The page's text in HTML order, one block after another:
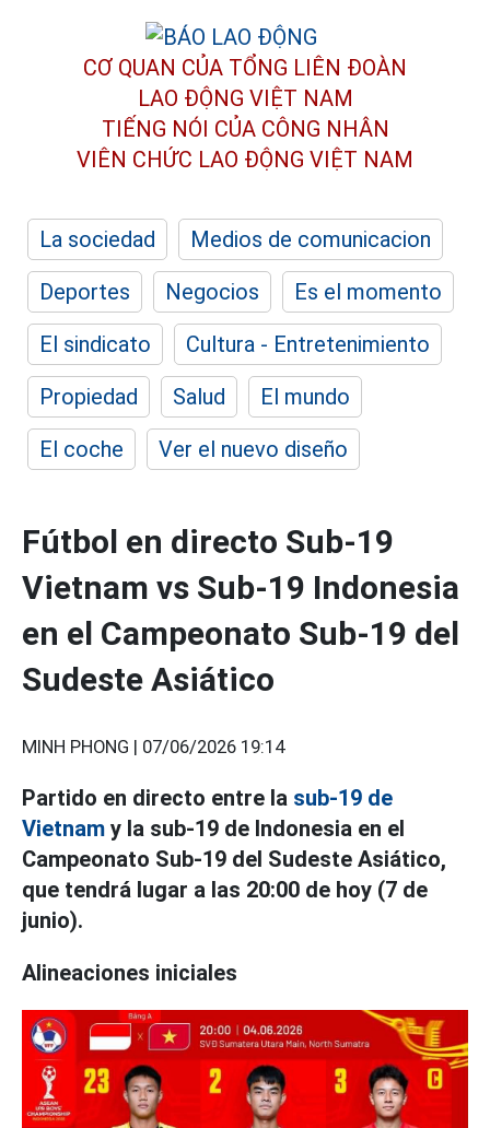
CƠ QUAN CỦA TỔNG LIÊN ĐOÀN
LAO ĐỘNG VIỆT NAM
TIẾNG NÓI CỦA CÔNG NHÂN
VIÊN CHỨC LAO ĐỘNG VIỆT NAM
La sociedad
Medios de comunicacion
Deportes
Negocios
Es el momento
El sindicato
Cultura - Entretenimiento
Propiedad
Salud
El mundo
El coche
Ver el nuevo diseño
Fútbol en directo Sub-19
Vietnam vs Sub-19 Indonesia
en el Campeonato Sub-19 del
Sudeste Asiático
MINH PHONG | 07/06/2026 19:14
Partido en directo entre la sub-19 de
Vietnam y la sub-19 de Indonesia en el
Campeonato Sub-19 del Sudeste Asiático,
que tendrá lugar a las 20:00 de hoy (7 de
junio).
Alineaciones iniciales